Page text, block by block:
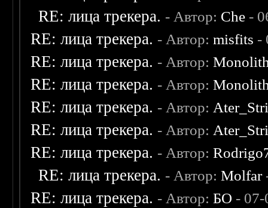
RE: лица трекера. - Автор: Che -
RE: лица трекера. - Автор:misfits -
RE: лица трекера. - Автор:
RE: лица трекера. - Автор:
RE: лица трекера. - Автор:
RE: лица трекера. - Автор:
RE: лица трекера. - Автор:
RE: лица трекера. - Автор:Molfar
RE: лица трекера. - Автор: БО -